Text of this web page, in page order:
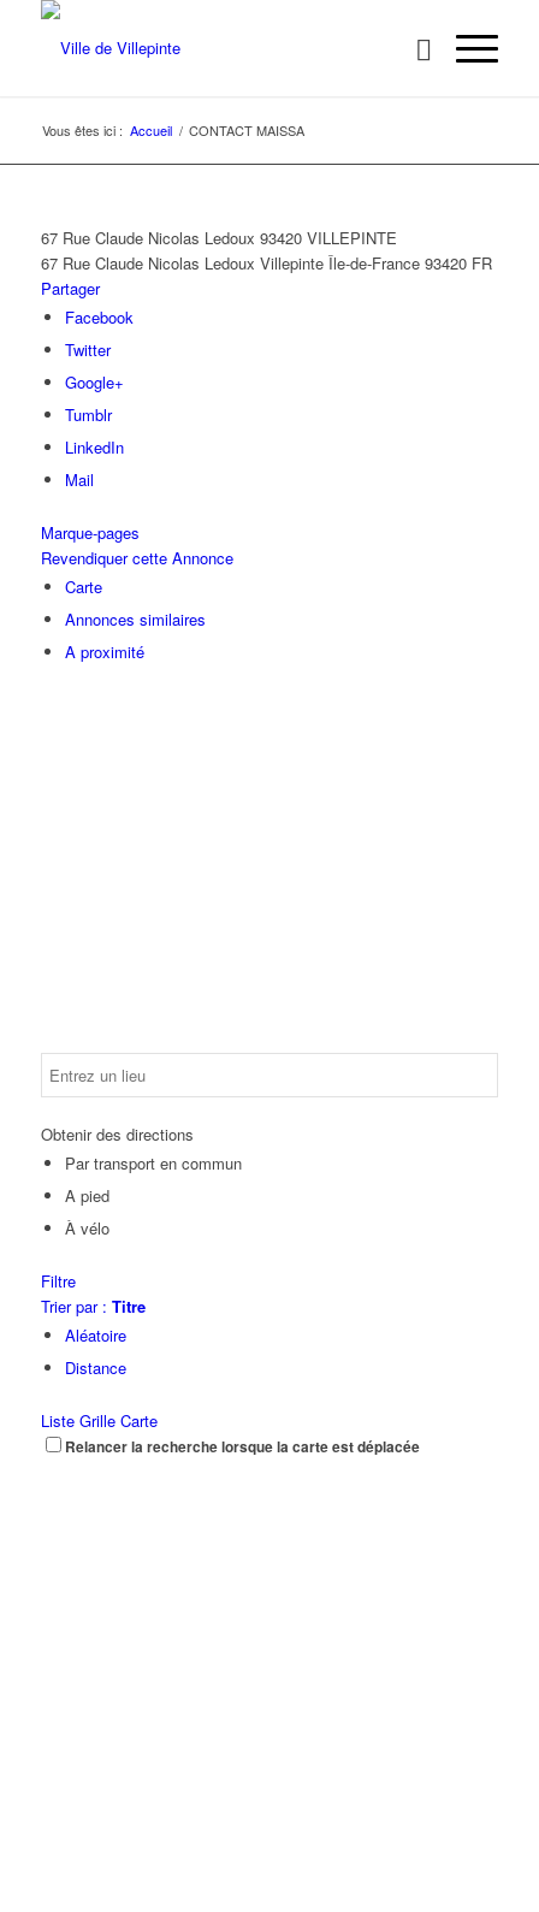
Vous êtes ici : Accueil / CONTACT MAISSA
67 Rue Claude Nicolas Ledoux 93420 VILLEPINTE
67 Rue Claude Nicolas Ledoux Villepinte Île-de-France 93420 FR
Partager
Facebook
Twitter
Google+
Tumblr
LinkedIn
Mail
Marque-pages
Revendiquer cette Annonce
Carte
Annonces similaires
A proximité
Obtenir des directions
Par transport en commun
A pied
À vélo
Filtre
Trier par : Titre
Aléatoire
Distance
Liste Grille Carte
Relancer la recherche lorsque la carte est déplacée